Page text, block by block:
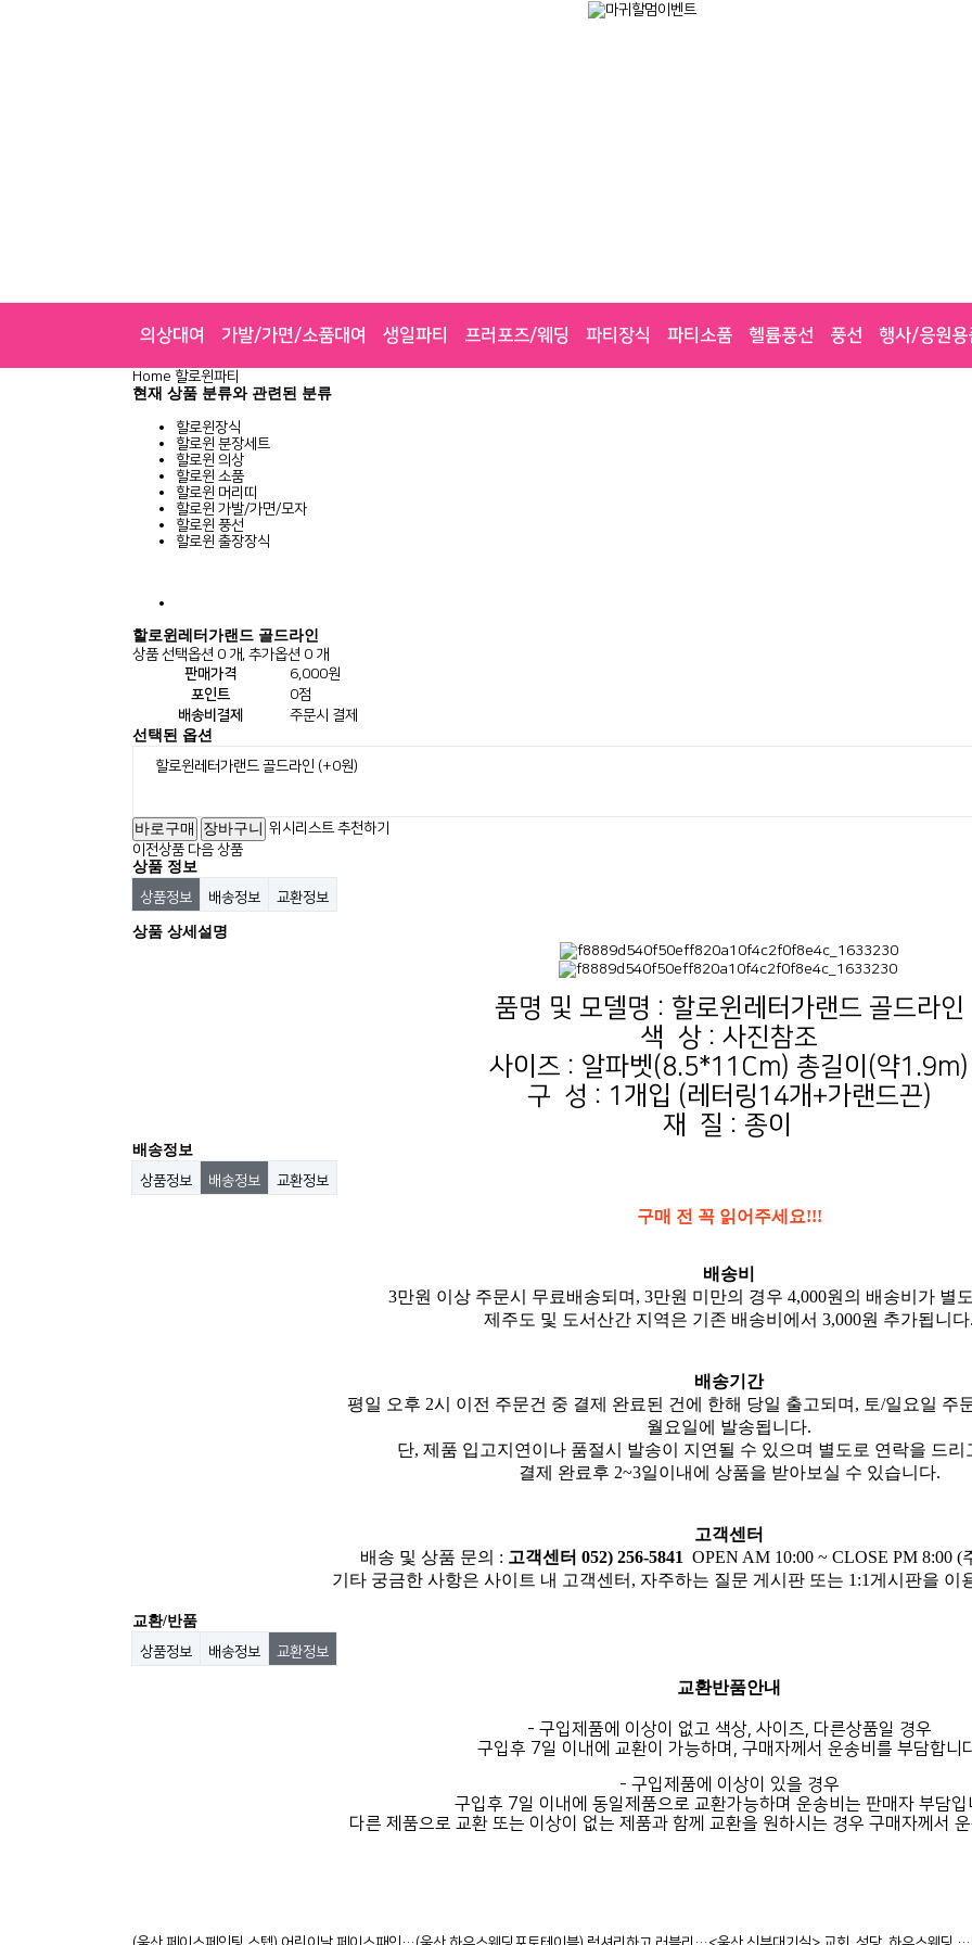
의상대여 가발/가면/소품대여 생일파티 프러포즈/웨딩 파티장식 파티소품 헬륨풍선 풍선 행사/응원용
Home 할로윈파티
현재 상품 분류와 관련된 분류
할로윈장식
할로윈 분장세트
할로윈 의상
할로윈 소품
할로윈 머리띠
할로윈 가발/가면/모자
할로윈 풍선
할로윈 출장장식
할로윈레터가랜드 골드라인
상품 선택옵션 0 개, 추가옵션 0 개
판매가격
6,000원
포인트
0점
배송비결제
주문시 결제
선택된 옵션
할로윈레터가랜드 골드라인 (+0원)
위시리스트 추천하기
이전상품 다음 상품
상품 정보
상품정보
배송정보 교환정보
상품 상세설명
품명 및 모델명 : 할로윈레터가랜드 골드라인
색 상 : 사진참조
사이즈 : 알파벳(8.5*11Cm) 총길이(약1.9m)
구 성 : 1개입 (레터링14개+가랜드끈)
재 질 : 종이
배송정보
상품정보
배송정보 교환정보
구매 전 꼭 읽어주세요!!!
배송비
3만원 이상 주문시 무료배송되며, 3만원 미만의 경우 4,000원의 배송비가 별
제주도 및 도서산간 지역은 기존 배송비에서 3,000원 추가됩니다.
배송기간
평일 오후 2시 이전 주문건 중 결제 완료된 건에 한해 당일 출고되며, 토/일요일 주
월요일에 발송됩니다.
단, 제품 입고지연이나 품절시 발송이 지연될 수 있으며 별도로 연락을 드리
결제 완료후 2~3일이내에 상품을 받아보실 수 있습니다.
고객센터
배송 및 상품 문의 : 고객센터 052) 256-5841 OPEN AM 10:00 ~ CLOSE PM 8:00
기타 궁금한 사항은 사이트 내 고객센터, 자주하는 질문 게시판 또는 1:1게시판을 이
교환/반품
상품정보
배송정보 교환정보
교환반품안내
- 구입제품에 이상이 없고 색상, 사이즈, 다른상품일 경우
구입후 7일 이내에 교환이 가능하며, 구매자께서 운송비를 부담합니
- 구입제품에 이상이 있을 경우
구입후 7일 이내에 동일제품으로 교환가능하며 운송비는 판매자 부담입
다른 제품으로 교환 또는 이상이 없는 제품과 함께 교환을 원하시는 경우 구매자께서